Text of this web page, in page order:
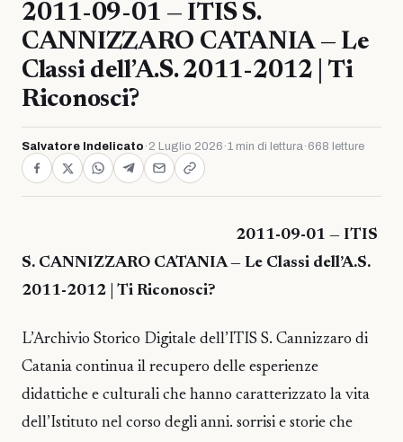
2011-09-01 — ITIS S.
CANNIZZARO CATANIA — Le
Classi dell’A.S. 2011-2012 | Ti
Riconosci?
Salvatore Indelicato · 2 Luglio 2026 ·1 min di lettura· 668 letture
2011-09-01 — ITIS
S. CANNIZZARO CATANIA — Le Classi dell’A.S.
2011-2012 | Ti Riconosci?
L’Archivio Storico Digitale dell’ITIS S. Cannizzaro di
Catania continua il recupero delle esperienze
didattiche e culturali che hanno caratterizzato la vita
dell’Istituto nel corso degli anni. sorrisi e storie che